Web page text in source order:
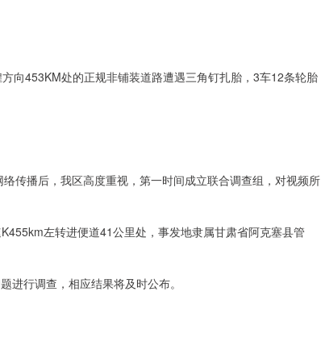
向453KM处的正规非铺装道路遭遇三角钉扎胎，3车12条轮胎
传播后，我区高度重视，第一时间成立联合调查组，对视频所
左转进便道41公里处，事发地隶属甘肃省阿克塞县管
进行调查，相应结果将及时公布。